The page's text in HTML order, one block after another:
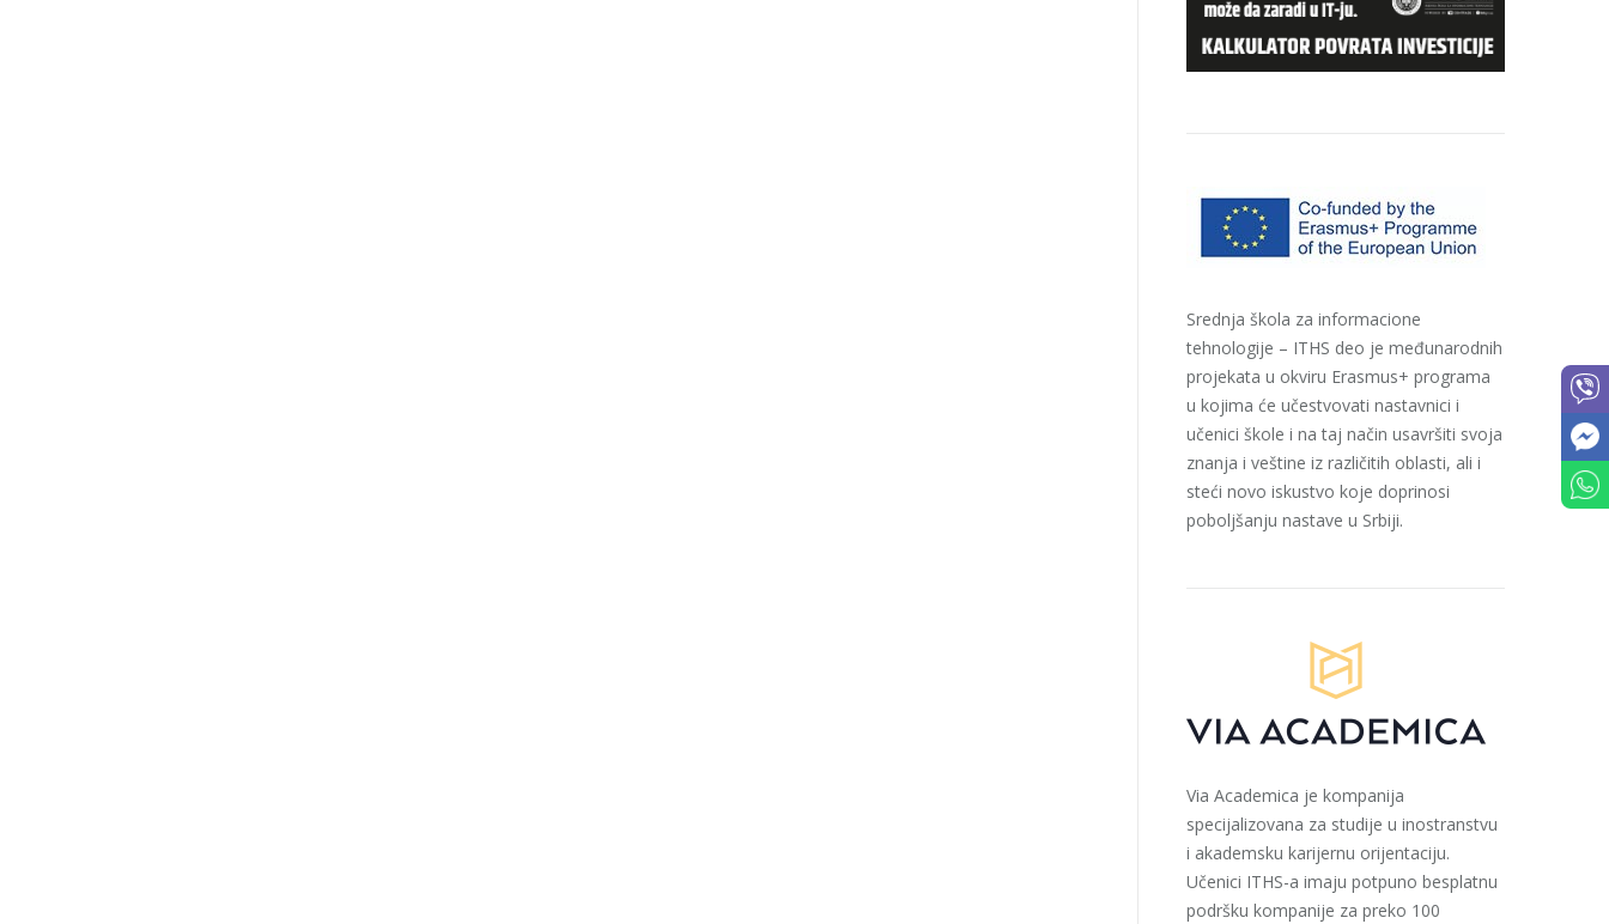
Srednja škola za informacione
tehnologije – ITHS deo je međunarodnih
projekata u okviru Erasmus+ programa
u kojima će učestvovati nastavnici i
učenici škole i na taj način usavršiti svoja
znanja i veštine iz različitih oblasti, ali i
steći novo iskustvo koje doprinosi
poboljšanju nastave u Srbiji.
Via Academica je kompanija
specijalizovana za studije u inostranstvu
i akademsku karijernu orijentaciju.
Učenici ITHS-a imaju potpuno besplatnu
podršku kompanije za preko 100